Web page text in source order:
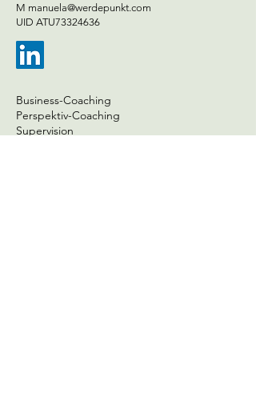
M manuela@werdepunkt.com
UID ATU73324636
Business-Coaching
Perspektiv-Coaching
Supervision